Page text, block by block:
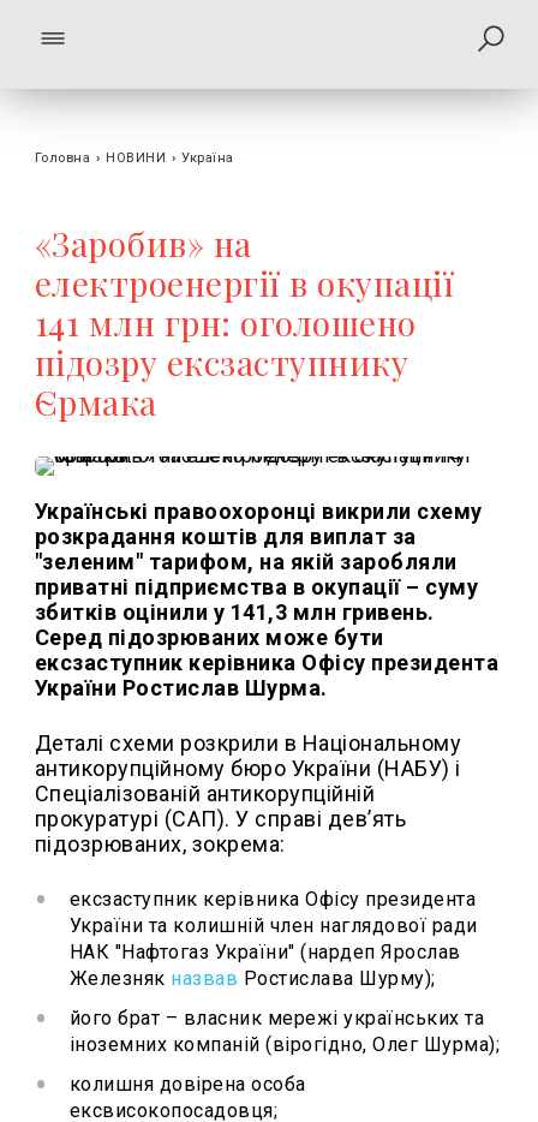
Головна › НОВИНИ › Україна
«Заробив» на
електроенергії в окупації
141 млн грн: оголошено
підозру ексзаступнику
Єрмака
Українські правоохоронці викрили схему
розкрадання коштів для виплат за
"зеленим" тарифом, на якій заробляли
приватні підприємства в окупації – суму
збитків оцінили у 141,3 млн гривень.
Серед підозрюваних може бути
ексзаступник керівника Офісу президента
України Ростислав Шурма.
Деталі схеми розкрили в Національному
антикорупційному бюро України (НАБУ) і
Спеціалізованій антикорупційній
прокуратурі (САП). У справі дев’ять
підозрюваних, зокрема:
ексзаступник керівника Офісу президента
України та колишній член наглядової ради
НАК "Нафтогаз України" (нардеп Ярослав
Железняк назвав Ростислава Шурму);
його брат – власник мережі українських та
іноземних компаній (вірогідно, Олег Шурма);
колишня довірена особа
ексвисокопосадовця;